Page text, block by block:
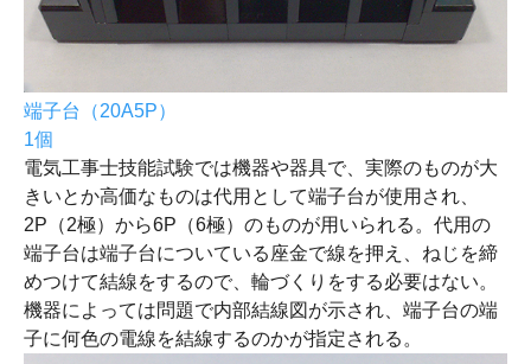
端子台（20A5P）
1個
電気工事士技能試験では機器や器具で、実際のものが大
きいとか高価なものは代用として端子台が使用され、
2P（2極）から6P（6極）のものが用いられる。代用の
端子台は端子台についている座金で線を押え、ねじを締
めつけて結線をするので、輪づくりをする必要はない。
機器によっては問題で内部結線図が示され、端子台の端
子に何色の電線を結線するのかが指定される。